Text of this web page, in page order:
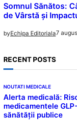
Somnul Sănătos:
de Vârstă și
byEchipa Editoriala7
RECENT POSTS
NOUTATI MEDICALE
Alerta medicală:
medicamentele
sănătății publice